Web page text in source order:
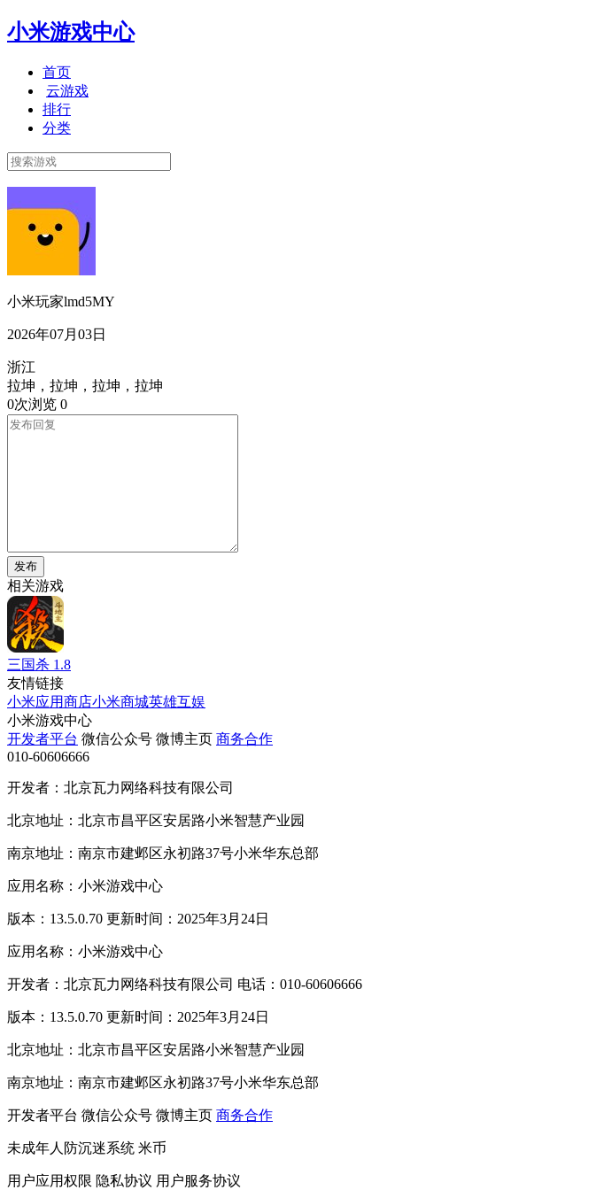
小米游戏中心
首页
云游戏
排行
分类
小米玩家lmd5MY
2026年07月03日
浙江
拉坤，拉坤，拉坤，拉坤
0次浏览 0
发布
相关游戏
三国杀 1.8
友情链接
小米应用商店小米商城英雄互娱
小米游戏中心
开发者平台 微信公众号 微博主页 商务合作
010-60606666
开发者：北京瓦力网络科技有限公司
北京地址：北京市昌平区安居路小米智慧产业园
南京地址：南京市建邺区永初路37号小米华东总部
应用名称：小米游戏中心
版本：13.5.0.70 更新时间：2025年3月24日
应用名称：小米游戏中心
开发者：北京瓦力网络科技有限公司 电话：010-60606666
版本：13.5.0.70 更新时间：2025年3月24日
北京地址：北京市昌平区安居路小米智慧产业园
南京地址：南京市建邺区永初路37号小米华东总部
开发者平台 微信公众号 微博主页 商务合作
未成年人防沉迷系统 米币
用户应用权限 隐私协议 用户服务协议